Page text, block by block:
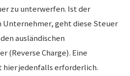
zu unterwerfen. Ist der
Unternehmer, geht diese Steuer
ausländischen
(Reverse Charge). Eine
jedenfalls erforderlich.